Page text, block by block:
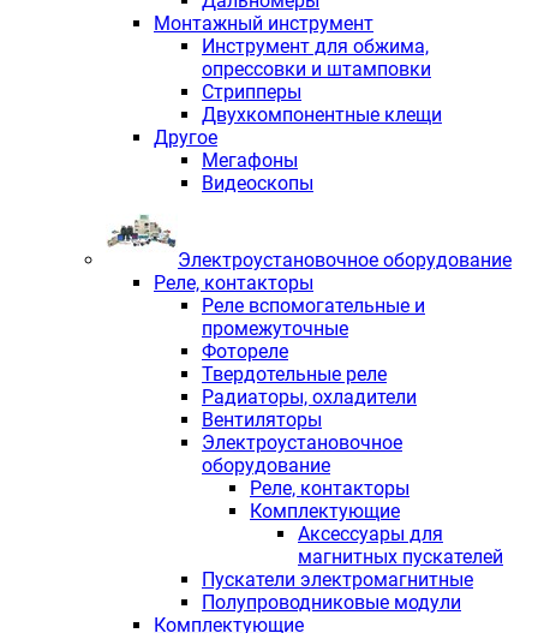
Монтажный инструмент
Инструмент для обжима,
опрессовки и штамповки
Стрипперы
Двухкомпонентные клещи
Другое
Мегафоны
Видеоскопы
Электроустановочное оборудование
Реле, контакторы
Реле вспомогательные и
промежуточные
Фотореле
Твердотельные реле
Радиаторы, охладители
Вентиляторы
Электроустановочное
оборудование
Реле, контакторы
Комплектующие
Аксессуары для
магнитных пускателей
Пускатели электромагнитные
Полупроводниковые модули
Комплектующие